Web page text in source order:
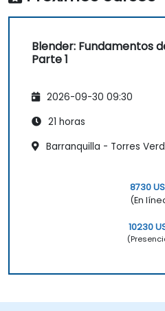
Blender: Fundamentos
Parte 1
2026-09-30 09:30
21 horas
Barranquilla - Torres
8730
(En
10230